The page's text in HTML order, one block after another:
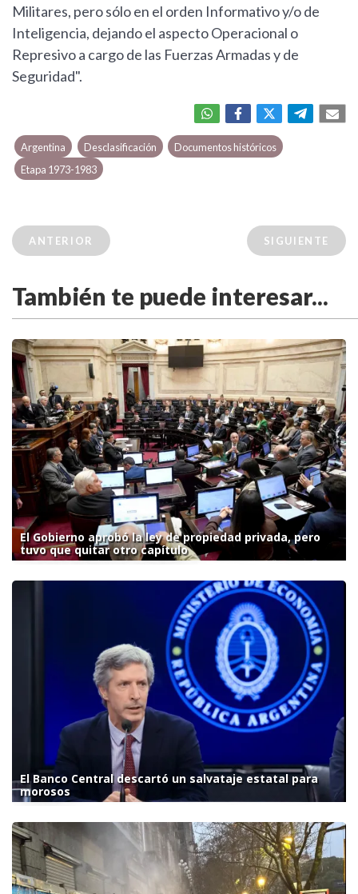
Militares, pero sólo en el orden Informativo y/o de
Inteligencia, dejando el aspecto Operacional o
Represivo a cargo de las Fuerzas Armadas y de
Seguridad".
Argentina Desclasificación
Documentos históricos
Etapa 1973-1983
ANTERIOR SIGUIENTE
También te puede interesar...
El Gobierno aprobó la ley de propiedad privada, pero
tuvo que quitar otro capítulo
El Banco Central descartó un salvataje estatal para
morosos